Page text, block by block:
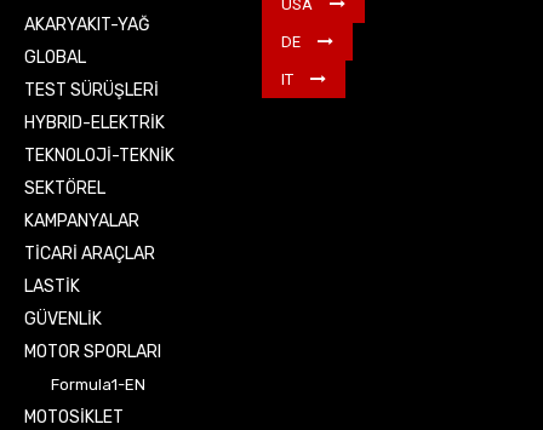
AKARYAKIT-YAĞ
GLOBAL
TEST SÜRÜŞLERİ
HYBRID-ELEKTRİK
TEKNOLOJİ-TEKNİK
SEKTÖREL
KAMPANYALAR
TİCARİ ARAÇLAR
LASTİK
GÜVENLİK
MOTOR SPORLARI
Formula1-EN
MOTOSİKLET
USA
DE
IT